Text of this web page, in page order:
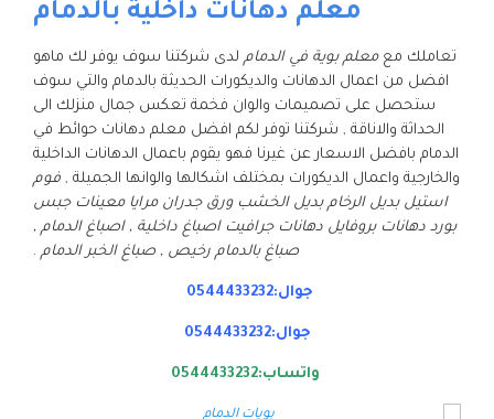
معلم دهانات داخلية بالدمام
تعاملك مع معلم بوية في الدمام لدى شركتنا سوف يوفر لك ماهو
افضل من اعمال الدهانات والديكورات الحديثة بالدمام والتي سوف
ستحصل على تصميمات والوان فخمة تعكس جمال منزلك الى
الحداثة والاناقة , شركتنا توفر لكم افضل معلم دهانات حوائط في
الدمام بافضل الاسعار عن غيرنا فهو يقوم باعمال الدهانات الداخلية
والخارجية واعمال الديكورات بمختلف اشكالها والوانها الجميلة , فوم
استيل بديل الرخام بديل الخشب ورق جدران مرايا معينات جبس
بورد دهانات بروفايل دهانات جرافيت اصباغ داخلية , اصباغ الدمام ,
صباغ بالدمام رخيص , صباغ الخبر الدمام .
جوال:0544433232
جوال:0544433232
واتساب:0544433232